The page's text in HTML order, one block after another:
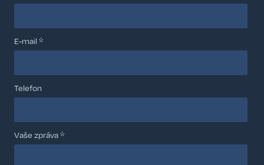
E-mail *
Telefon
Vaše zpráva *